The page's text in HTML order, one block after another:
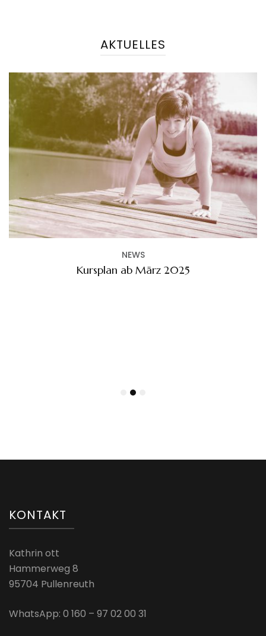
AKTUELLES
NEWS
Kursplan ab März 2025
KONTAKT
Kathrin ott
Hammerweg 8
95704 Pullenreuth
WhatsApp: 0 160 – 97 02 00 31